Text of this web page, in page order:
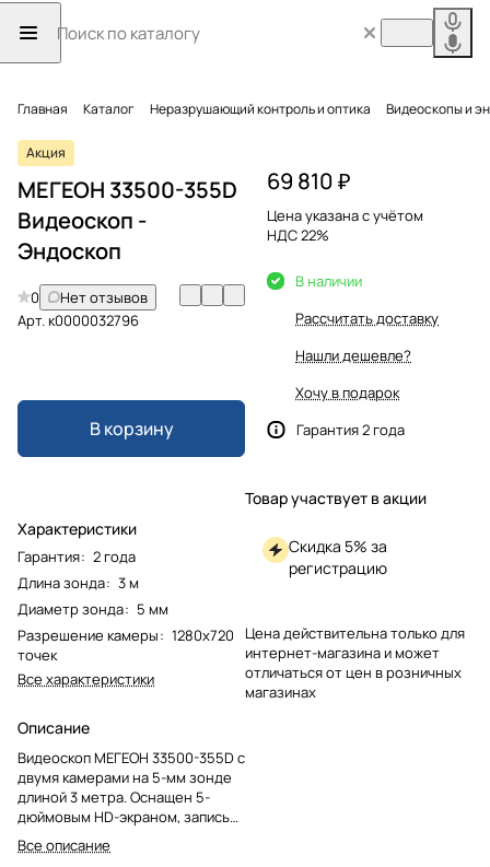
Главная Каталог Неразрушающий контроль и оптика Видеоскопы и
Акция
МЕГЕОН 33500-355D
Видеоскоп -
Эндоскоп
0
Нет отзывов
Арт.к0000032796
В корзину
Характеристики
Гарантия: 2 года
Длина зонда: 3 м
Диаметр зонда: 5 мм
Разрешение камеры: 1280х720
точек
Все характеристики
Описание
Видеоскоп МЕГЕОН 33500-355D с
двумя камерами на 5-мм зонде
длиной 3 метра. Оснащен 5-
дюймовым HD-экраном, записью
фото и видео на карту памяти 32
Гб и яркой светодиодной
Все описание
69 810 ₽
Цена указана с учётом
НДС 22%
В наличии
Рассчитать доставку
Нашли дешевле?
Хочу в подарок
Гарантия 2 года
Товар участвует в акции
Скидка 5% за
регистрацию
Цена действительна только для
интернет-магазина и может
отличаться от цен в розничных
магазинах